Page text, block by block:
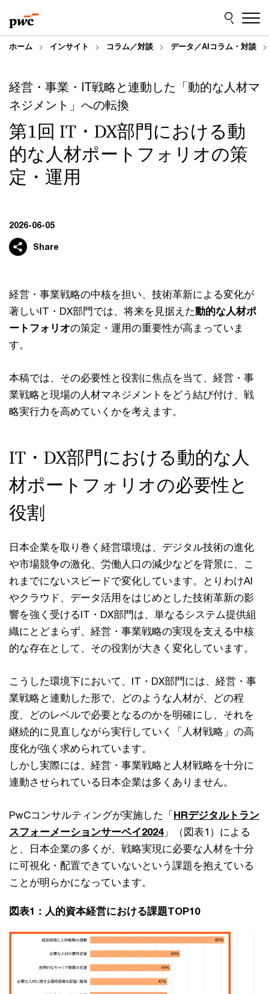
to
content
to
footer
ホーム インサイト コラム／対談 データ／AIコラム・対談
経営・事業・IT戦略と連動した「動的な人材マ
ネジメント」への転換
第1回 IT・DX部門における動
的な人材ポートフォリオの策
定・運用
2026-06-05
Share
経営・事業戦略の中核を担い、技術革新による変化が
著しいIT・DX部門では、将来を見据えた動的な人材ポ
ートフォリオの策定・運用の重要性が高まっていま
す。
本稿では、その必要性と役割に焦点を当て、経営・事
業戦略と現場の人材マネジメントをどう結び付け、戦
略実行力を高めていくかを考えます。
IT・DX部門における動的な人
材ポートフォリオの必要性と
役割
日本企業を取り巻く経営環境は、デジタル技術の進化
や市場競争の激化、労働人口の減少などを背景に、こ
れまでにないスピードで変化しています。とりわけAI
やクラウド、データ活用をはじめとした技術革新の影
響を強く受けるIT・DX部門は、単なるシステム提供組
織にとどまらず、経営・事業戦略の実現を支える中核
的な存在として、その役割が大きく変化しています。
こうした環境下において、IT・DX部門には、経営・事
業戦略と連動した形で、どのような人材が、どの程
度、どのレベルで必要となるのかを明確にし、それを
継続的に見直しながら実行していく「人材戦略」の高
度化が強く求められています。
しかし実際には、経営・事業戦略と人材戦略を十分に
連動させられている日本企業は多くありません。
PwCコンサルティングが実施した「 HRデジタルトラン
スフォーメーションサーベイ2024」（図表1）による
と、日本企業の多くが、戦略実現に必要な人材を十分
に可視化・配置できていないという課題を抱えている
ことが明らかになっています。
図表1：人的資本経営における課題TOP10